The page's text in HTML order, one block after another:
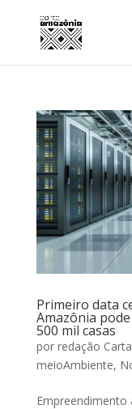
Primeiro data
Amazônia
500 mil casas
por redação
meioAmbiente,
Empreendimento